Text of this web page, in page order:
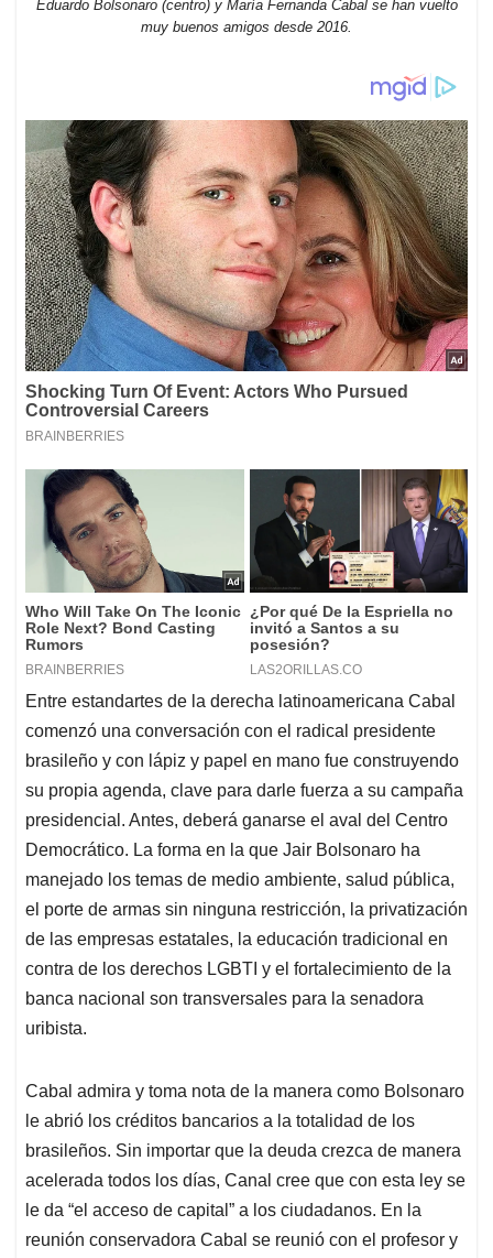
Eduardo Bolsonaro (centro) y María Fernanda Cabal se han vuelto
muy buenos amigos desde 2016.
Entre estandartes de la derecha latinoamericana Cabal
comenzó una conversación con el radical presidente
brasileño y con lápiz y papel en mano fue construyendo
su propia agenda, clave para darle fuerza a su campaña
presidencial. Antes, deberá ganarse el aval del Centro
Democrático. La forma en la que Jair Bolsonaro ha
manejado los temas de medio ambiente, salud pública,
el porte de armas sin ninguna restricción, la privatización
de las empresas estatales, la educación tradicional en
contra de los derechos LGBTI y el fortalecimiento de la
banca nacional son transversales para la senadora
uribista.
Cabal admira y toma nota de la manera como Bolsonaro
le abrió los créditos bancarios a la totalidad de los
brasileños. Sin importar que la deuda crezca de manera
acelerada todos los días, Canal cree que con esta ley se
le da “el acceso de capital” a los ciudadanos. En la
reunión conservadora Cabal se reunió con el profesor y